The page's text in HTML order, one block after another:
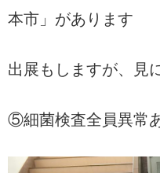
本市」があります
出展もしますが、見
⑤細菌検査全員異常